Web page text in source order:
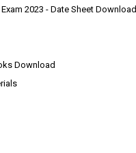
2023 - Date Sheet Download
Download